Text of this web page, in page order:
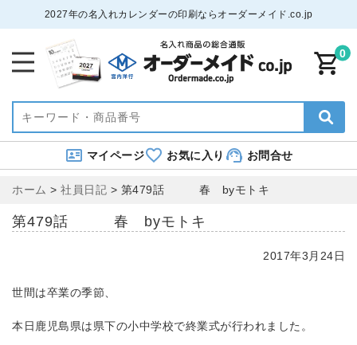
2027年の名入れカレンダーの印刷ならオーダーメイド.co.jp
0
マイページ お気に入り お問合せ
ホーム > 社員日記 > 第479話 春 byモトキ
第479話 春 byモトキ
2017年3月24日
世間は卒業の季節、
本日鹿児島県は県下の小中学校で終業式が行われました。